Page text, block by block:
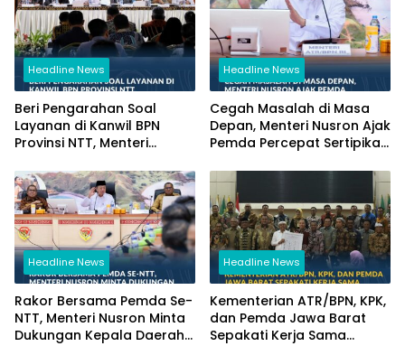
Headline News
Beri Pengarahan Soal
Layanan di Kanwil BPN
Provinsi NTT, Menteri
Pandang Masyarakat
Headline News
Cegah Masalah di Masa
Depan, Menteri Nusron Ajak
Pemda Percepat Sertipikasi
NTT
Headline News
Rakor Bersama Pemda Se-
NTT, Menteri Nusron Minta
Dukungan Kepala Daerah
Headline News
Kementerian ATR/BPN, KPK,
dan Pemda Jawa Barat
Sepakati Kerja Sama